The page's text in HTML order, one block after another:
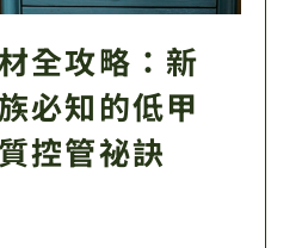
全攻略：新
必知的低甲
控管祕訣